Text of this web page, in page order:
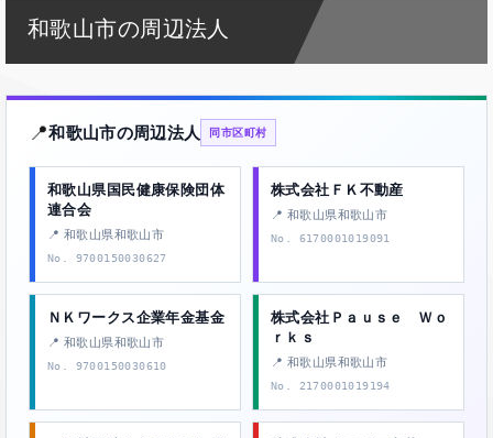
和歌山市の周辺法人
📍和歌山市の周辺法人 同市区町村
和歌山県国民健康保険団体
連合会
📍 和歌山県和歌山市
No. 9700150030627
株式会社ＦＫ不動産
📍 和歌山県和歌山市
No. 6170001019091
ＮＫワークス企業年金基金
📍 和歌山県和歌山市
No. 9700150030610
株式会社Ｐａｕｓｅ Ｗｏ
ｒｋｓ
📍 和歌山県和歌山市
No. 2170001019194